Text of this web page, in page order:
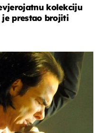
kolekciju
prestao brojiti